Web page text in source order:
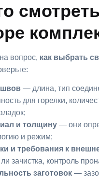
вопрос, как выбрать
швов — длина, тип
для горелки,
и толщину — они
и режим;
и требования к
зачистка, контроль
заготовок —